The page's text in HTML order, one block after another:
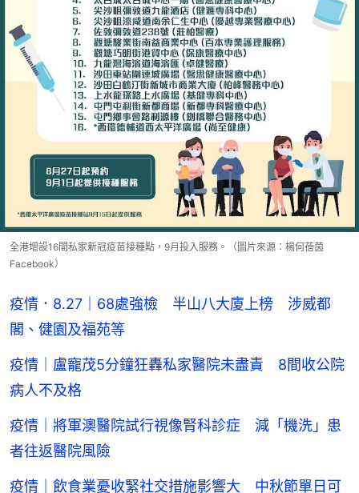
全港增設16間私家新冠疫苗接種點，9月投入服務。（圖片來源：楊何蓓茵
Facebook）
疫情．8.27｜68處強檢 半山八大廈上榜 涉威都
閣、健園及福苑等
疫情｜盧寵茂5分鐘狂轟私家醫院未盡責 8間收公院
病人不及格
疫情｜將軍澳醫院試行視像腎科診症 減「機洗」患
者往返醫院風險
疫情｜飲食業憂收緊社交措施影響大 中秋節單日可